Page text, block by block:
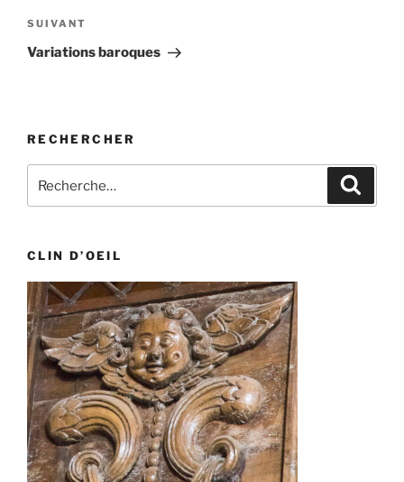
Article
suivant
SUIVANT
Variations baroques
RECHERCHER
pour
CLIN D’OEIL